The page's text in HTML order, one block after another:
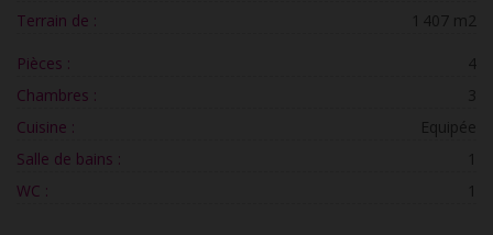
Terrain de :
1 407 m2
Pièces :
4
Chambres :
3
Cuisine :
Equipée
Salle de bains :
1
WC :
1